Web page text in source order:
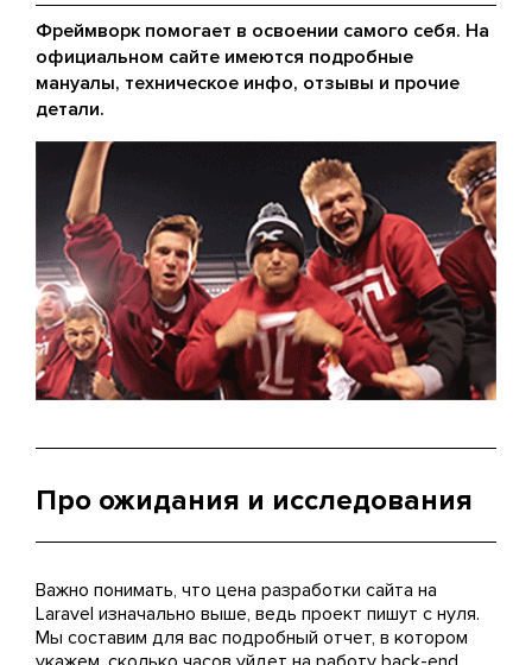
Фреймворк помогает в освоении самого себя. На
официальном сайте имеются подробные
мануалы, техническое инфо, отзывы и прочие
детали.
Про ожидания и исследования
Важно понимать, что цена разработки сайта на
Laravel изначально выше, ведь проект пишут с нуля.
Мы составим для вас подробный отчет, в котором